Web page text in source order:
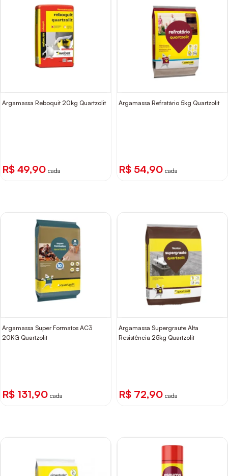
Argamassa Reboquit 20kg Quartzolit
R$ 49,90 cada
Argamassa Refratário 5kg Quartzolit
R$ 54,90 cada
Argamassa Super Formatos AC3
20KG Quartzolit
R$ 131,90 cada
Argamassa Supergraute Alta
Resistência 25kg Quartzolit
R$ 72,90 cada